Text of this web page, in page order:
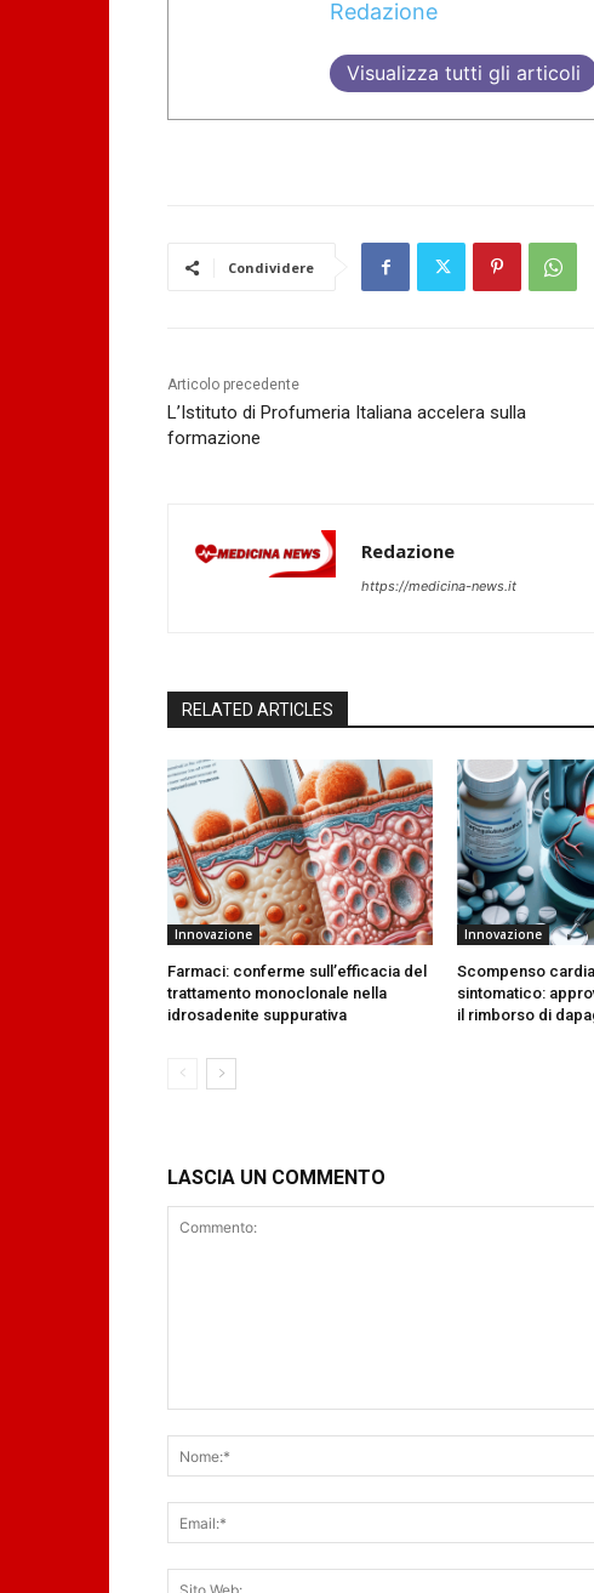
Redazione
Visualizza tutti gli articoli
Condividere
Articolo precedente
L’Istituto di Profumeria Italiana accelera sulla
formazione
Redazione
https://medicina-news.it
RELATED ARTICLES
Innovazione
Farmaci: conferme sull’efficacia del
trattamento monoclonale nella
idrosadenite suppurativa
Innovazione
Scompenso
sintomatico:
il rimborso di
LASCIA UN COMMENTO